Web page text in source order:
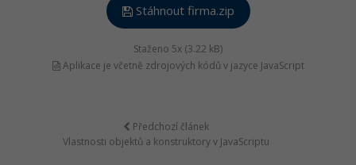
Stáhnout firma.zip
Staženo 5x (3.22 kB)
Aplikace je včetně zdrojových kódů v jazyce JavaScript
Předchozí článek
Vlastnosti objektů a konstruktory v JavaScriptu